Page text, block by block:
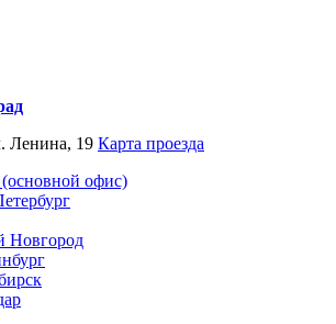
Ленина, 19 Карта проезда
офис)
Новгород